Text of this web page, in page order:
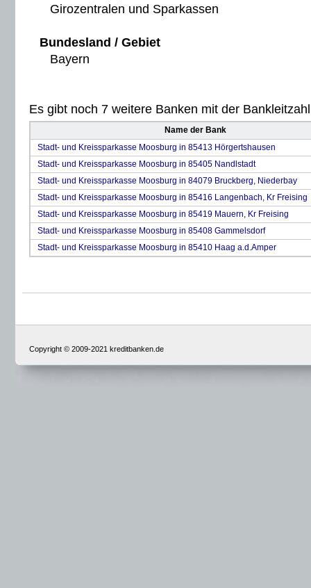
Girozentralen und Sparkassen
Bundesland / Gebiet
Bayern
Es gibt noch 7 weitere Banken mit der
Name der Bank
Stadt- und Kreissparkasse Moosburg in 85413 Hörgertshausen
Stadt- und Kreissparkasse Moosburg in 85405 Nandlstadt
Stadt- und Kreissparkasse Moosburg in 84079 Bruckberg, Niederbay
Stadt- und Kreissparkasse Moosburg in 85416 Langenbach, Kr Freising
Stadt- und Kreissparkasse Moosburg in 85419 Mauern, Kr Freising
Stadt- und Kreissparkasse Moosburg in 85408 Gammelsdorf
Stadt- und Kreissparkasse Moosburg in 85410 Haag a.d.Amper
Copyright © 2009-2021 kreditbanken.de